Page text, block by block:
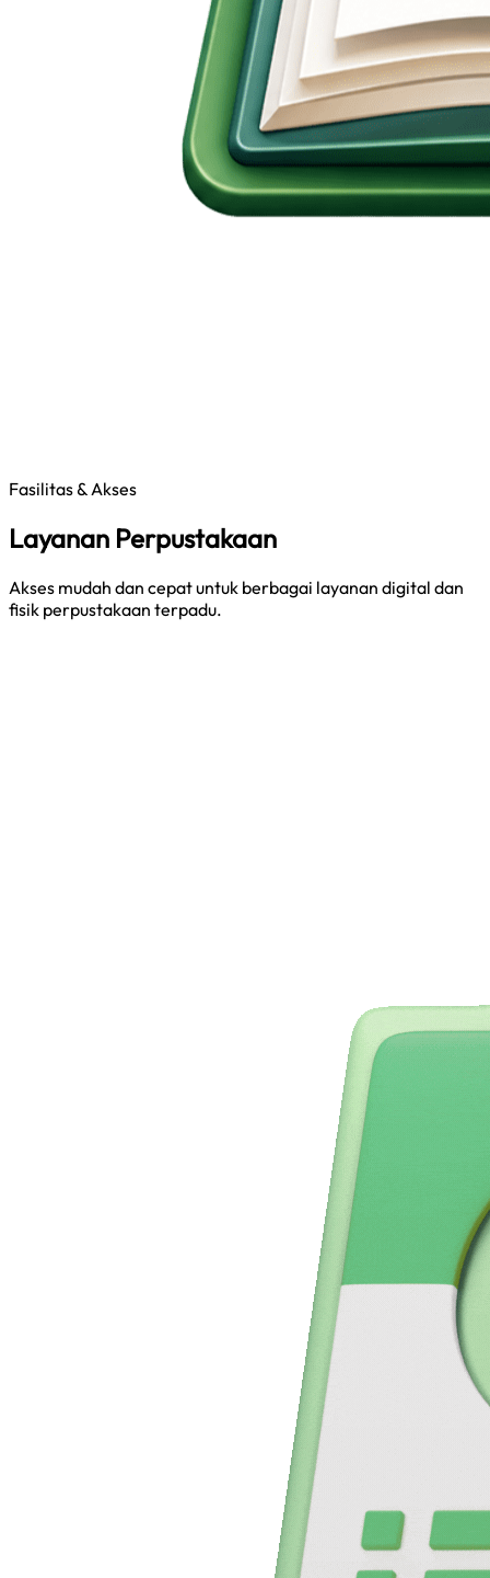
Fasilitas & Akses
Layanan Perpustakaan
Akses mudah dan cepat untuk berbagai layanan digital dan
fisik perpustakaan terpadu.